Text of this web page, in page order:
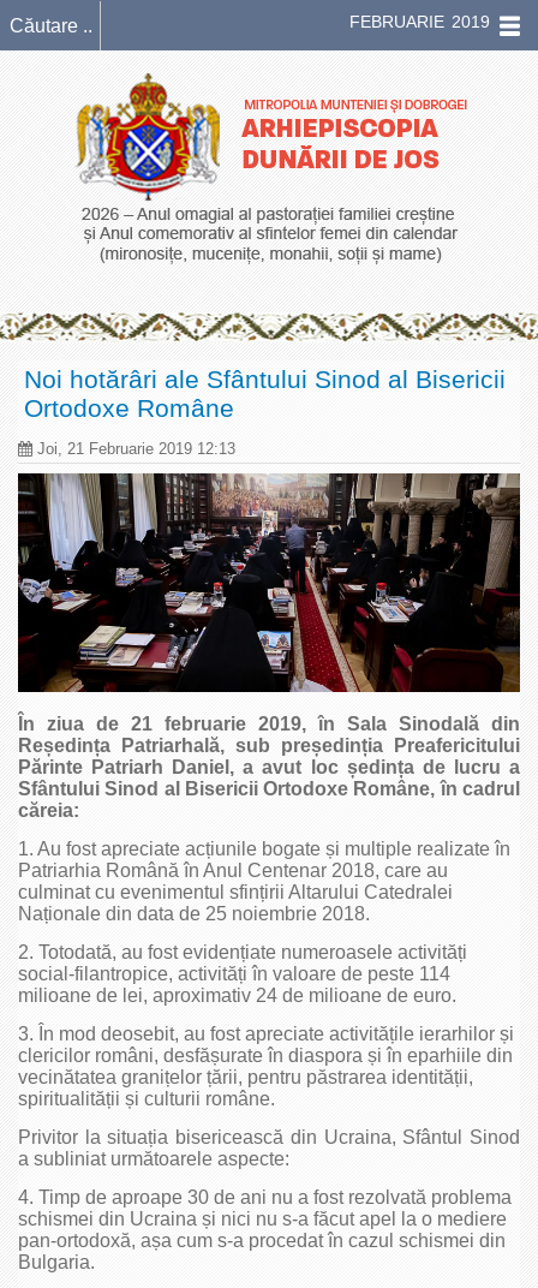
FEBRUARIE 2019
Noi hotărâri ale Sfântului Sinod al Bisericii
Ortodoxe Române
Joi, 21 Februarie 2019 12:13
În ziua de 21 februarie 2019, în Sala Sinodală din
Reședința Patriarhală, sub președinția Preafericitului
Părinte Patriarh Daniel, a avut loc ședința de lucru a
Sfântului Sinod al Bisericii Ortodoxe Române, în cadrul
căreia:
1. Au fost apreciate acțiunile bogate și multiple realizate în
Patriarhia Română în Anul Centenar 2018, care au
culminat cu evenimentul sfințirii Altarului Catedralei
Naționale din data de 25 noiembrie 2018.
2. Totodată, au fost evidențiate numeroasele activități
social-filantropice, activități în valoare de peste 114
milioane de lei, aproximativ 24 de milioane de euro.
3. În mod deosebit, au fost apreciate activitățile ierarhilor și
clericilor români, desfășurate în diaspora și în eparhiile din
vecinătatea granițelor țării, pentru păstrarea identității,
spiritualității și culturii române.
Privitor la situația bisericească din Ucraina, Sfântul Sinod
a subliniat următoarele aspecte:
4. Timp de aproape 30 de ani nu a fost rezolvată problema
schismei din Ucraina și nici nu s-a făcut apel la o mediere
pan-ortodoxă, așa cum s-a procedat în cazul schismei din
Bulgaria.